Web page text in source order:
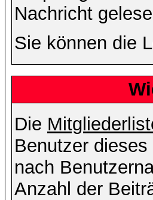
Nachricht
Sie können die
Die
Benutzer
nach
Anzahl der